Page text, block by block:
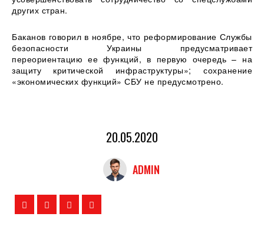
других стран.
Баканов говорил в ноябре, что реформирование Службы
безопасности Украины предусматривает
переориентацию ее функций, в первую очередь – на
защиту критической инфраструктуры»; сохранение
«экономических функций» СБУ не предусмотрено.
20.05.2020
ADMIN